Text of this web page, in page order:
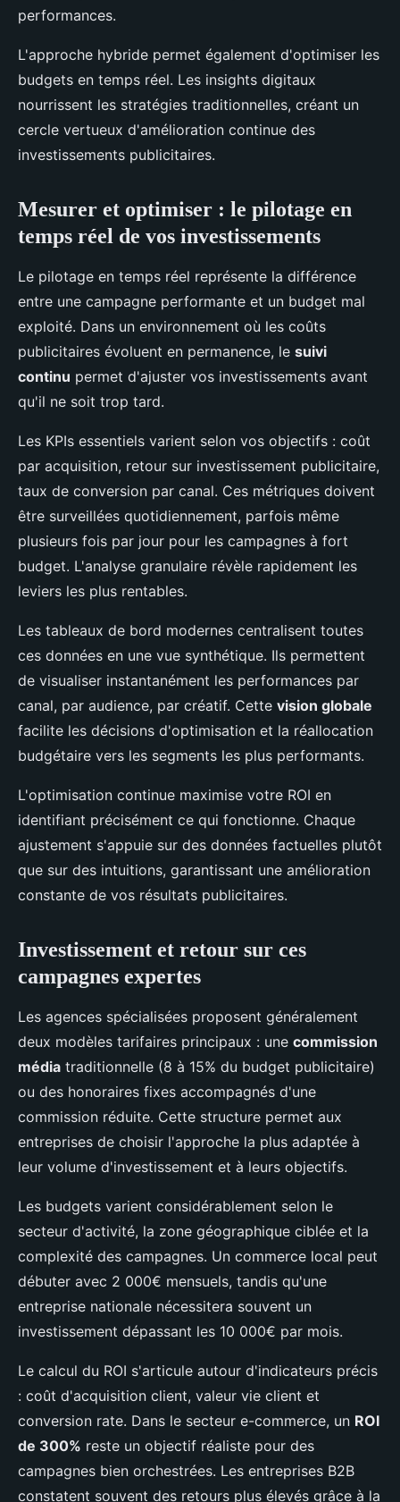
performances.
L'approche hybride permet également d'optimiser les
budgets en temps réel. Les insights digitaux
nourrissent les stratégies traditionnelles, créant un
cercle vertueux d'amélioration continue des
investissements publicitaires.
Mesurer et optimiser : le pilotage en
temps réel de vos investissements
Le pilotage en temps réel représente la différence
entre une campagne performante et un budget mal
exploité. Dans un environnement où les coûts
publicitaires évoluent en permanence, le suivi
continu permet d'ajuster vos investissements avant
qu'il ne soit trop tard.
Les KPIs essentiels varient selon vos objectifs : coût
par acquisition, retour sur investissement publicitaire,
taux de conversion par canal. Ces métriques doivent
être surveillées quotidiennement, parfois même
plusieurs fois par jour pour les campagnes à fort
budget. L'analyse granulaire révèle rapidement les
leviers les plus rentables.
Les tableaux de bord modernes centralisent toutes
ces données en une vue synthétique. Ils permettent
de visualiser instantanément les performances par
canal, par audience, par créatif. Cette vision globale
facilite les décisions d'optimisation et la réallocation
budgétaire vers les segments les plus performants.
L'optimisation continue maximise votre ROI en
identifiant précisément ce qui fonctionne. Chaque
ajustement s'appuie sur des données factuelles plutôt
que sur des intuitions, garantissant une amélioration
constante de vos résultats publicitaires.
Investissement et retour sur ces
campagnes expertes
Les agences spécialisées proposent généralement
deux modèles tarifaires principaux : une commission
média traditionnelle (8 à 15% du budget publicitaire)
ou des honoraires fixes accompagnés d'une
commission réduite. Cette structure permet aux
entreprises de choisir l'approche la plus adaptée à
leur volume d'investissement et à leurs objectifs.
Les budgets varient considérablement selon le
secteur d'activité, la zone géographique ciblée et la
complexité des campagnes. Un commerce local peut
débuter avec 2 000€ mensuels, tandis qu'une
entreprise nationale nécessitera souvent un
investissement dépassant les 10 000€ par mois.
Le calcul du ROI s'articule autour d'indicateurs précis
: coût d'acquisition client, valeur vie client et
conversion rate. Dans le secteur e-commerce, un ROI
de 300% reste un objectif réaliste pour des
campagnes bien orchestrées. Les entreprises B2B
constatent souvent des retours plus élevés grâce à la